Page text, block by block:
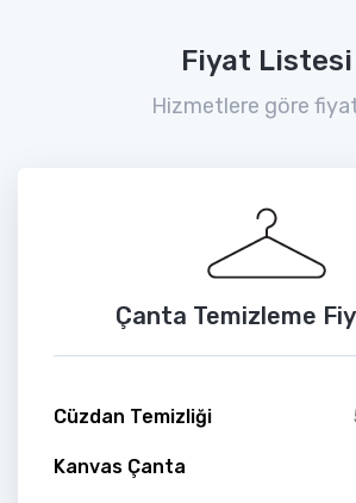
Fiyat Listesi
Hizmetlere göre
Çanta Temizleme
Cüzdan Temizliği
Kanvas Çanta